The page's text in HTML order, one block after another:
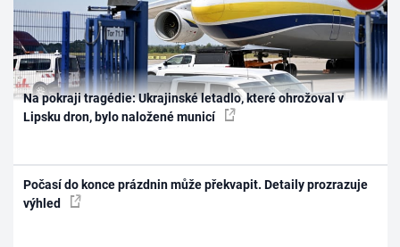
Na pokraji tragédie: Ukrajinské letadlo, které ohrožoval v
Lipsku dron, bylo naložené municí
Počasí do konce prázdnin může překvapit. Detaily prozrazuje
výhled